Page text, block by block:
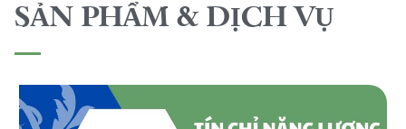
SẢN PHẨM & DỊCH VỤ